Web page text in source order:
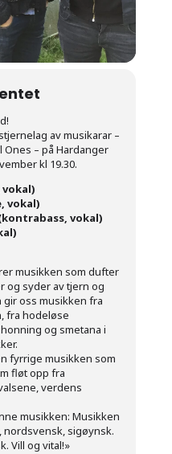
av musikarar –
Ones – på Hardanger
kl 19.30.
vokal)
vokal)
musikken som dufter
og syder av tjern og
gir oss musikken fra
fra hodeløse
og smetana i
fyrrige musikken som
fløt opp fra
verdens
musikken: Musikken
nordsvensk, sigøynsk.
Vill og vital!»